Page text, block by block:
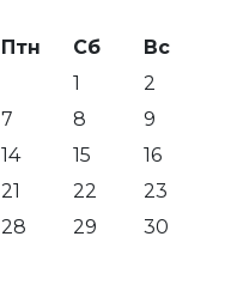
Птн Сб
Вс
1
2
7 8
9
14 15
16
21 22
23
28 29
30